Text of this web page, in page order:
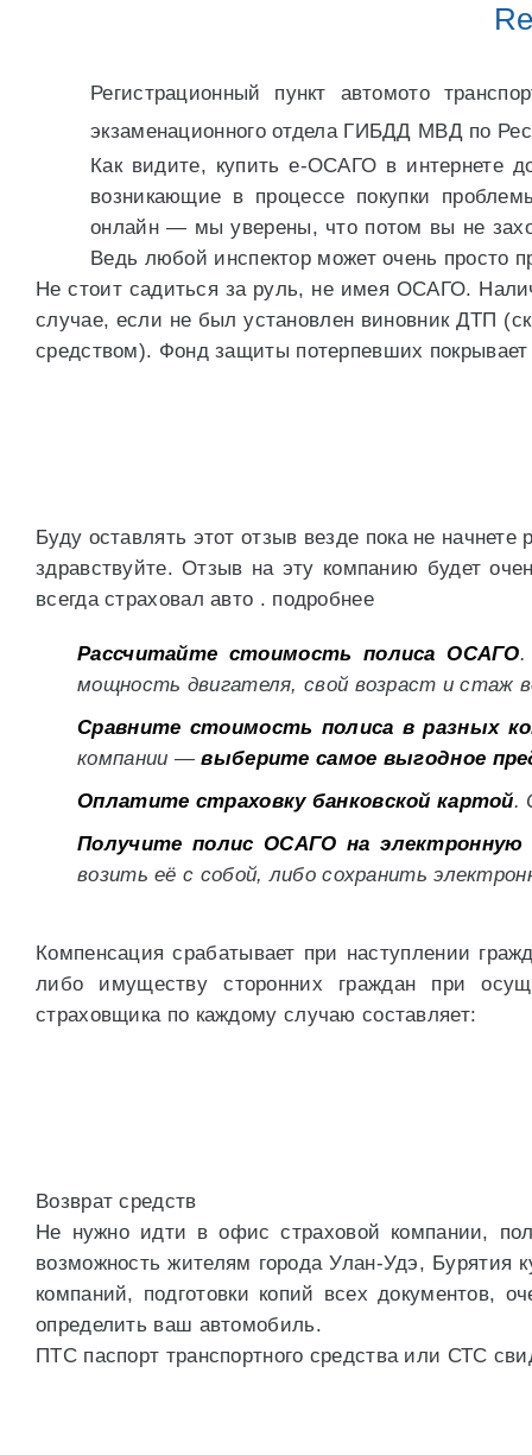
Регистрационный пункт автомото
экзаменационного отдела ГИБДД МВД по
Как видите, купить е-ОСАГО в интернете
возникающие в процессе покупки
онлайн — мы уверены, что потом вы не
Ведь любой инспектор может очень просто
Не стоит садиться за руль, не имея ОСАГО.
случае, если не был установлен виновник ДТП
средством). Фонд защиты потерпевших
Буду оставлять этот отзыв везде пока не начнете
здравствуйте. Отзыв на эту компанию будет
всегда страховал авто . подробнее
Рассчитайте стоимость полиса ОСАГО.
мощность двигателя, свой возраст и стаж
Сравните стоимость полиса в разных
компании —выберите самое выгодное
Оплатите страховку банковской картой.
Получите полис ОСАГО на электронную
возить её с собой, либо сохранить
Компенсация срабатывает при наступлении
либо имуществу сторонних граждан при
страховщика по каждому случаю составляет:
Возврат средств
Не нужно идти в офис страховой компании,
возможность жителям города Улан-Удэ,
компаний, подготовки копий всех документов,
определить ваш автомобиль.
ПТС паспорт транспортного средства или СТС